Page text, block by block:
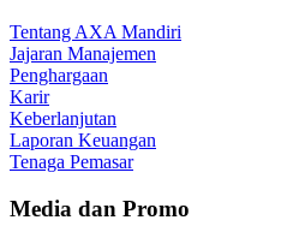
Tentang AXA Mandiri
Jajaran Manajemen
Penghargaan
Karir
Keberlanjutan
Laporan Keuangan
Tenaga Pemasar
Media dan Promo